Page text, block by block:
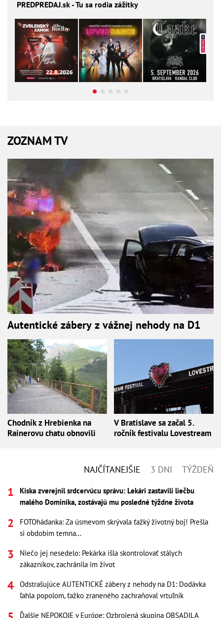
PREDPREDAJ.sk - Tu sa rodia zážitky
ZOZNAM TV
Autentické zábery z vážnej nehody na D1
Chodník z Hrebienka na
Rainerovu chatu obnovili
V Bratislave sa začal 5.
ročník festivalu Lovestream
NAJČÍTANEJŠIE 3 DNI TÝŽDEŇ
Kiska zverejnil srdcervúcu správu: Lekári zastavili liečbu
malého Dominika, zostávajú mu posledné týždne života
FOTOhádanka: Za úsmevom skrývala ťažký životný boj! Prešla
si obdobím temna...
Niečo jej nesedelo: Pekárka išla skontrolovať stálych
zákazníkov, zachránila im život
Odstrašujúce AUTENTICKÉ zábery z nehody na D1: Dodávka
ľahla popolom, ťažko zraneného zachraňoval vrtuľník
Ďalšie NEPOKOJE v Európe: Ozbrojená skupina OBSADILA